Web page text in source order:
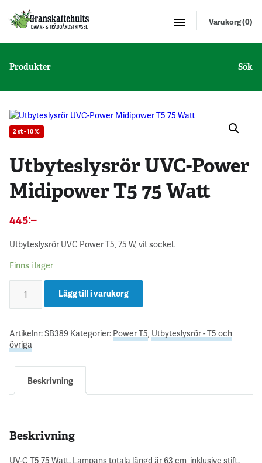
Varukorg (0)
Produkter Sök
2 st - 10 %
Utbyteslysrör UVC-Power
Midipower T5 75 Watt
445:–
Utbyteslysrör UVC Power T5, 75 W, vit sockel.
Finns i lager
Lägg till i varukorg
Artikelnr:SB389 Kategorier: Power T5 Utbyteslysrör - T5 och
övriga
Beskrivning
Beskrivning
UV-C T5 75 Watt. Lampans totala längd är 63 cm, inklusive stift.